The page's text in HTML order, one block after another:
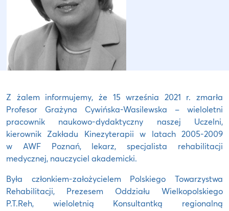
Z żalem informujemy, że 15 września 2021 r. zmarła
Profesor Grażyna Cywińska-Wasilewska – wieloletni
pracownik naukowo-dydaktyczny naszej Uczelni,
kierownik Zakładu Kinezyterapii w latach 2005-2009
w AWF Poznań, lekarz, specjalista rehabilitacji
medycznej, nauczyciel akademicki.
Była członkiem-założycielem Polskiego Towarzystwa
Rehabilitacji, Prezesem Oddziału Wielkopolskiego
P.T.Reh, wieloletnią Konsultantką regionalną